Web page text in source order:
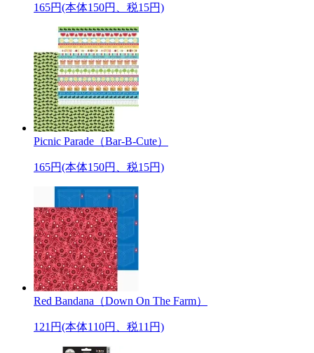
165円(本体150円、税15円)
Picnic Parade（Bar-B-Cute）
165円(本体150円、税15円)
Red Bandana（Down On The Farm）
121円(本体110円、税11円)